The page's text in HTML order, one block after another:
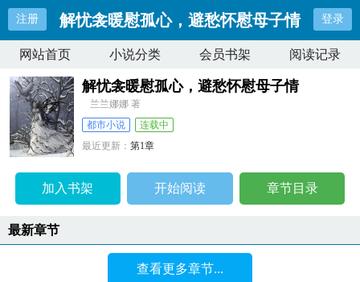
注册 解忧衾暖慰孤心，避愁怀慰母子情 登录
网站首页 小说分类 会员书架 阅读记录
解忧衾暖慰孤心，避愁怀慰母子情
兰兰娜娜 著
都市小说
连载中
最近更新：第1章
加入书架 开始阅读 章节目录
最新章节
查看更多章节...